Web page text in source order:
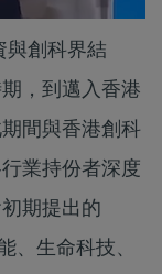
與創科界結
，到邁入香港
間與香港創科
業持份者深度
期提出的
、生命科技、